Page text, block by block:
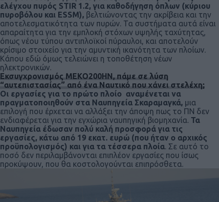
ελέγχου πυρός STIR 1.2, για καθοδήγηση όπλων (κύριου
πυροβόλου και ESSM), βελτιώνοντας την ακρίβεια και την
αποτελεσματικότητα των πυρών. Τα συστήματα αυτά είναι
απαραίτητα για την εμπλοκή στόχων υψηλής ταχύτητας,
όπως νέου τύπου αντιπλοϊκοί πύραυλοι, και αποτελούν
κρίσιμο στοιχείο για την αμυντική ικανότητα των πλοίων.
Κάπου εδώ όμως τελειώνει η τοποθέτηση νέων
ηλεκτρονικών.
Εκσυγχρονισμός MEKO200HN, πάμε σε λύση
“αυτεπιστασίας” από ένα Ναυτικό που χάνει στελέχη;
Οι εργασίες για το πρώτο πλοίο αναμένεται να
πραγματοποιηθούν στα Ναυπηγεία Σκαραμαγκά, μια
επιλογή που έρχεται να αλλάξει την άποψη πως το ΠΝ δεν
ενδιαφέρεται για την εγχώρια ναυπηγική βιομηχανία. Τα
Ναυπηγεία έδωσαν πολύ καλή προσφορά για τις
εργασίες, κάτω από 19 εκατ. ευρώ (που ήταν ο αρχικός
προϋπολογισμός) και για τα τέσσερα πλοία. Σε αυτό το
ποσό δεν περιλαμβάνονται επιπλέον εργασίες που ίσως
προκύψουν, που θα κοστολογούνται επιπρόσθετα.